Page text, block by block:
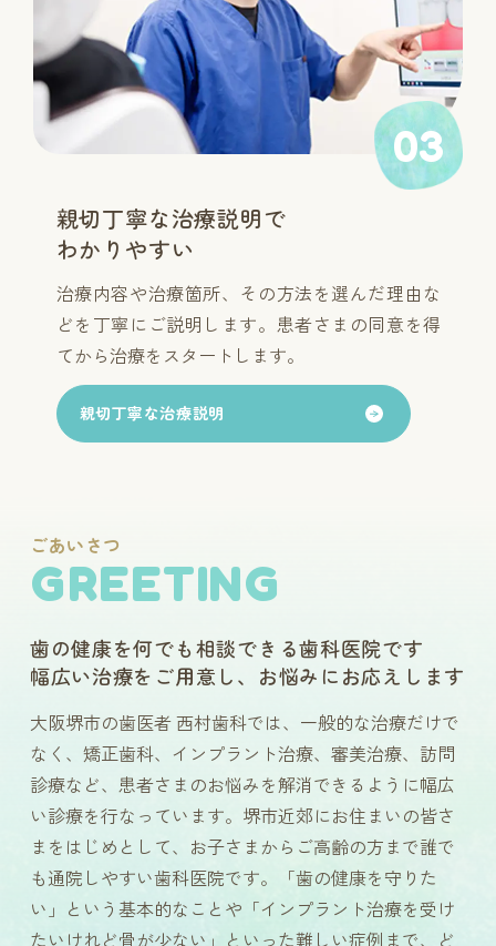
04
治療スキルを常に
磨き続けています
当院スタッフは講習会や技術取得コースに積極
的に参加するほか、勉強会も開催して情報共有
と研鑽に努めています。
常に研鑽する治療スキル
ごあいさつ
GREETING
歯の健康を何でも相談できる歯科医院です
幅広い治療をご用意し、お悩みにお応えします
大阪堺市の歯医者 西村歯科では、一般的な治療だけで
なく、矯正歯科、インプラント治療、審美治療、訪問
診療など、患者さまのお悩みを解消できるように幅広
い診療を行なっています。堺市近郊にお住まいの皆さ
まをはじめとして、お子さまからご高齢の方まで誰で
も通院しやすい歯科医院です。「歯の健康を守りた
い」という基本的なことや「インプラント治療を受け
たいけれど骨が少ない」といった難しい症例まで、ど